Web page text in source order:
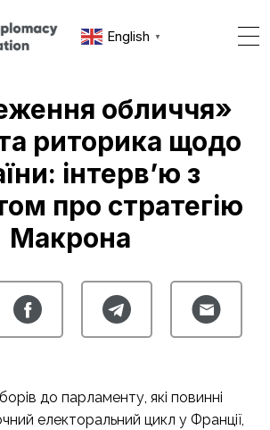
English ▼
обличчя»
риторика щодо
інтерв’ю з
про стратегію
Макрона
до парламенту, які повинні
електоральний цикл у Франції,